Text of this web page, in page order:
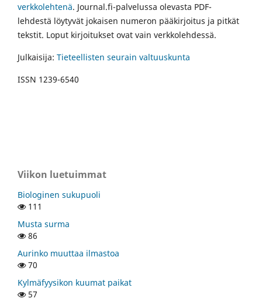
verkkolehtenä. Journal.fi-palvelussa olevasta PDF-
lehdestä löytyvät jokaisen numeron pääkirjoitus ja pitkät
tekstit. Loput kirjoitukset ovat vain verkkolehdessä.
Julkaisija: Tieteellisten seurain valtuuskunta
ISSN 1239-6540
Viikon luetuimmat
Biologinen sukupuoli
111
Musta surma
86
Aurinko muuttaa ilmastoa
70
Kylmäfyysikon kuumat paikat
57